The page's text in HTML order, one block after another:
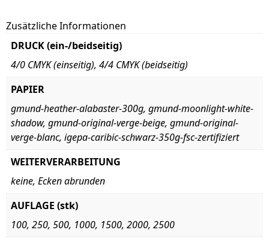
Zusätzliche Informationen
DRUCK (ein-/beidseitig)
4/0 CMYK (einseitig), 4/4 CMYK (beidseitig)
PAPIER
gmund-heather-alabaster-300g, gmund-moonlight-white-
shadow, gmund-original-verge-beige, gmund-original-
verge-blanc, igepa-caribic-schwarz-350g-fsc-zertifiziert
WEITERVERARBEITUNG
keine, Ecken abrunden
AUFLAGE (stk)
100, 250, 500, 1000, 1500, 2000, 2500